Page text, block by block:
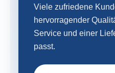
Viele zufriedene
hervorragender
Service und einer
passt.